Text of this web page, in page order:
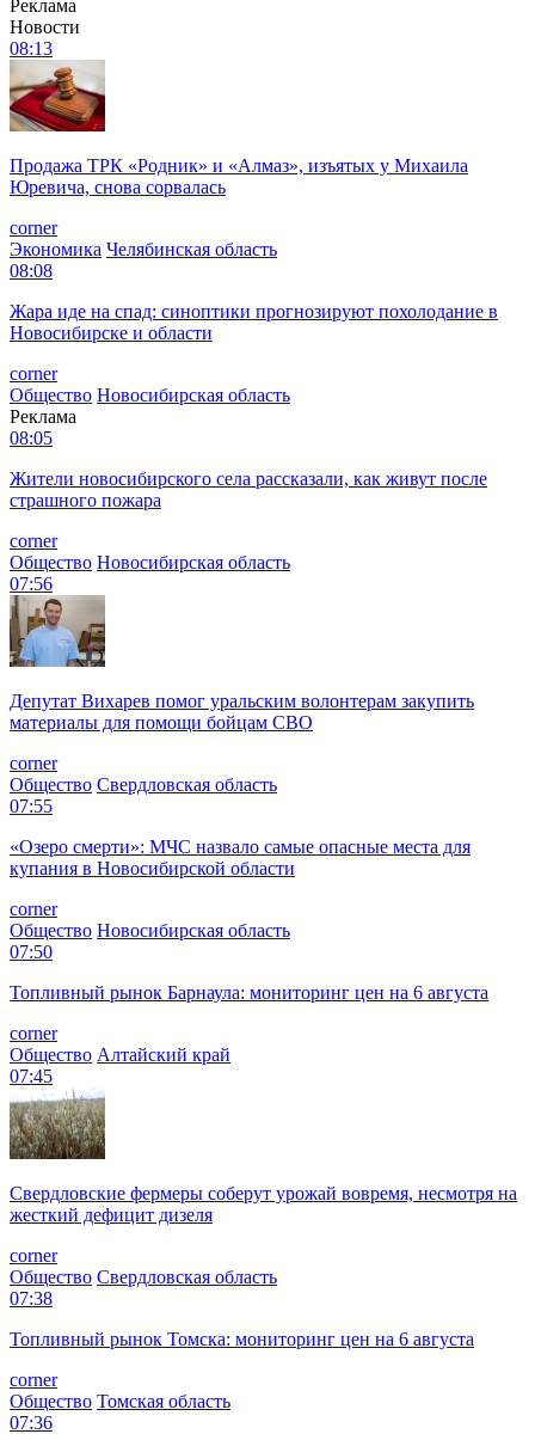
Реклама
Новости
08:13
Продажа ТРК «Родник» и «Алмаз», изъятых у Михаила
Юревича, снова сорвалась
corner
Экономика Челябинская область
08:08
Жара иде на спад: синоптики прогнозируют похолодание в
Новосибирске и области
corner
Общество Новосибирская область
Реклама
08:05
Жители новосибирского села рассказали, как живут после
страшного пожара
corner
Общество Новосибирская область
07:56
Депутат Вихарев помог уральским волонтерам закупить
материалы для помощи бойцам СВО
corner
Общество Свердловская область
07:55
«Озеро смерти»: МЧС назвало самые опасные места для
купания в Новосибирской области
corner
Общество Новосибирская область
07:50
Топливный рынок Барнаула: мониторинг цен на 6 августа
corner
Общество Алтайский край
07:45
Свердловские фермеры соберут урожай вовремя, несмотря на
жесткий дефицит дизеля
corner
Общество Свердловская область
07:38
Топливный рынок Томска: мониторинг цен на 6 августа
corner
Общество Томская область
07:36